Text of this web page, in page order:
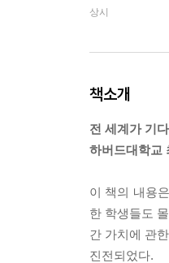
상시
책소개
전 세계가 기
하버드대학교
이 책의 내용
한 학생들도
간 가치에 관
진전되었다.